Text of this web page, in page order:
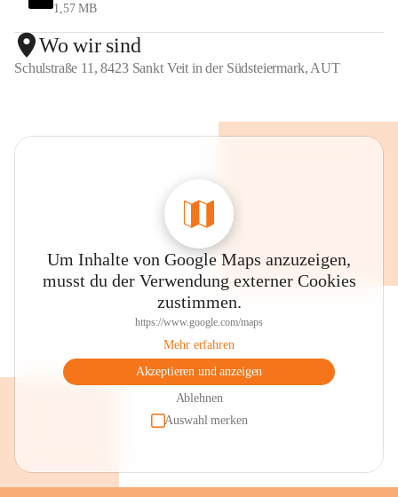
1,57 MB
Wo wir sind
Schulstraße 11, 8423 Sankt Veit in der Südsteiermark, AUT
Um Inhalte von Google Maps anzuzeigen,
musst du der Verwendung externer Cookies
zustimmen.
https://www.google.com/maps
Mehr erfahren
Akzeptieren und anzeigen
Ablehnen
Auswahl merken